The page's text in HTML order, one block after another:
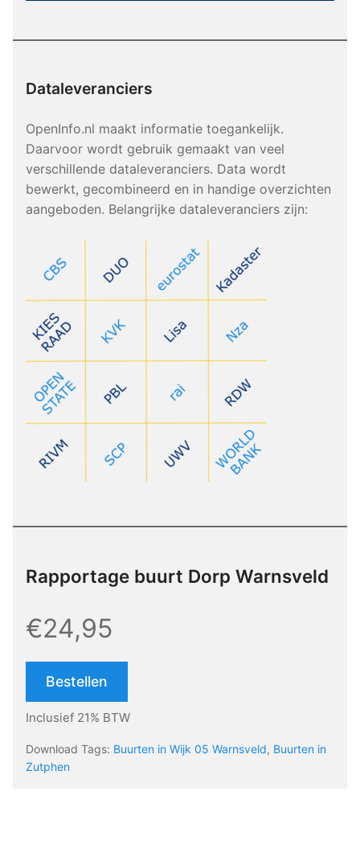
Dataleveranciers
OpenInfo.nl maakt informatie toegankelijk.
Daarvoor wordt gebruik gemaakt van veel
verschillende dataleveranciers. Data wordt
bewerkt, gecombineerd en in handige overzichten
aangeboden. Belangrijke dataleveranciers zijn:
Rapportage buurt Dorp Warnsveld
€24,95
Bestellen
Inclusief 21% BTW
Download Tags: Buurten in Wijk 05 Warnsveld, Buurten in
Zutphen